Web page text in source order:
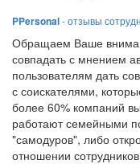
PPersonal- отзывы
Обращаем Ваше
совпадать с мнением
пользователям дать
с соискателями,
более 60% компаний
работают семейными
"самодуров", либо
отношении